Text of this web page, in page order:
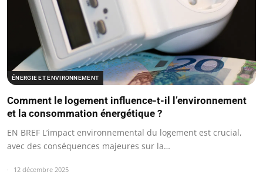
ÉNERGIE ET ENVIRONNEMENT
Comment le logement influence-t-il l’environnement
et la consommation énergétique ?
EN BREF L’impact environnemental du logement est crucial,
avec des conséquences majeures sur la…
12 décembre 2025